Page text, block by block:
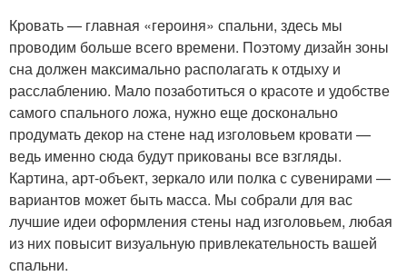
Кровать — главная «героиня» спальни, здесь мы
проводим больше всего времени. Поэтому дизайн зоны
сна должен максимально располагать к отдыху и
расслаблению. Мало позаботиться о красоте и удобстве
самого спального ложа, нужно еще досконально
продумать декор на стене над изголовьем кровати —
ведь именно сюда будут прикованы все взгляды.
Картина, арт-объект, зеркало или полка с сувенирами —
вариантов может быть масса. Мы собрали для вас
лучшие идеи оформления стены над изголовьем, любая
из них повысит визуальную привлекательность вашей
спальни.